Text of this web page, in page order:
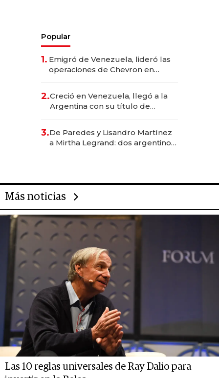
Popular
1. Emigró de Venezuela, lideró las
operaciones de Chevron en
2.Creció en Venezuela, llegó a la
Argentina con su título de
las marcas "fast premium"
3.De Paredes y Lisandro Martínez
a Mirtha Legrand: dos argentinos
Más noticias
Las 10 reglas universales de Ray Dalio para